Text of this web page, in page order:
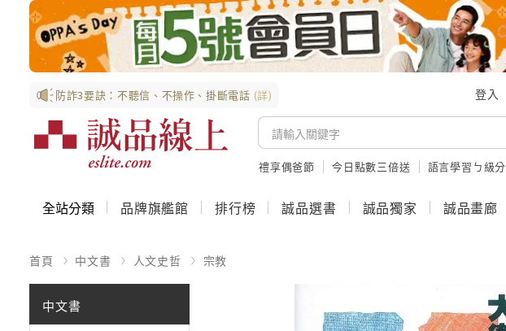
防詐3要訣：不聽信、不操作、掛斷電話 (詳) 登入
禮享偶爸節 今日點數三倍送 語言學習ㄅ級分
全站分類 品牌旗艦館 排行榜 誠品選書 誠品獨家 誠品畫廊
首頁 中文書 人文史哲 宗教
中文書